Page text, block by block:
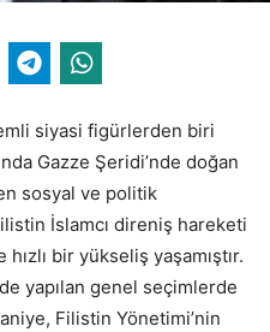
siyasi figürlerden biri
Gazze Şeridi’nde doğan
sosyal ve politik
İslamcı direniş hareketi
bir yükseliş yaşamıştır.
yapılan genel seçimlerde
Filistin Yönetimi’nin